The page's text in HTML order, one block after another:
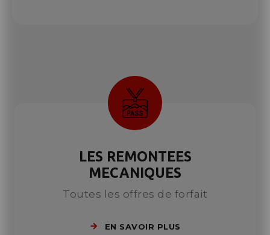
LES REMONTEES
MECANIQUES
Toutes les offres de forfait
EN SAVOIR PLUS